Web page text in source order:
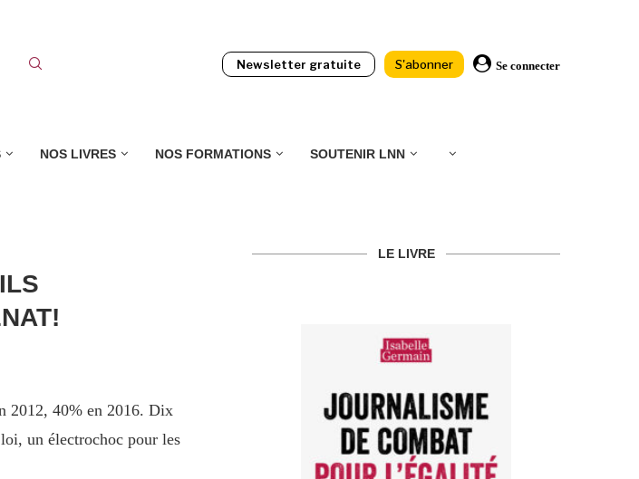
Newsletter gratuite S'abonner Se connecter
NOS LIVRES NOS FORMATIONS SOUTENIR LNN
2012, 40% en 2016. Dix
un électrochoc pour les
LE LIVRE